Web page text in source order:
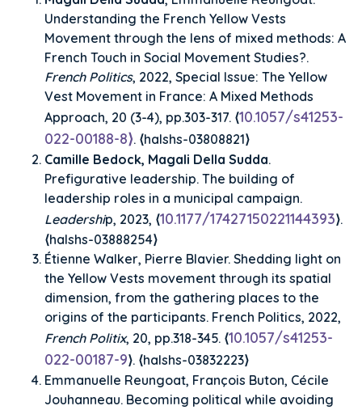
Understanding the French Yellow Vests
Movement through the lens of mixed methods: A
French Touch in Social Movement Studies?.
French Politics, 2022, Special Issue: The Yellow
Vest Movement in France: A Mixed Methods
Approach, 20 (3-4), pp.303-317. ⟨10.1057/s41253-
022-00188-8⟩. ⟨halshs-03808821⟩
Camille Bedock, Magali Della Sudda.
Prefigurative leadership. The building of
leadership roles in a municipal campaign.
Leadership, 2023, ⟨10.1177/17427150221144393⟩.
⟨halshs-03888254⟩
Étienne Walker, Pierre Blavier. Shedding light on
the Yellow Vests movement through its spatial
dimension, from the gathering places to the
origins of the participants. French Politics, 2022,
French Politix, 20, pp.318-345. ⟨10.1057/s41253-
022-00187-9⟩. ⟨halshs-03832223⟩
Emmanuelle Reungoat, François Buton, Cécile
Jouhanneau. Becoming political while avoiding